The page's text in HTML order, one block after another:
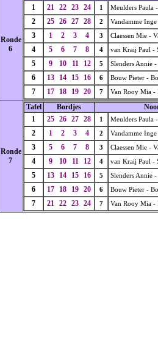
Ronde
6
1
21 22 23 24 1 Meulders Paula
2 25 26 27 28 2 Vandamme
3 1 2 3 4 3 Claessen Mie -
4 5 6 7 8 4 van Kraij Paul -
5 9 10 11 12 5 Slenders Annie -
6 13 14 15 16 6 Bouw Pieter -
7 17 18 19 20 7 Van Rooy Mia -
Ronde
7
Tafel Bordjes
1
25 26 27 28 1 Meulders Paula
2 1 2 3 4 2 Vandamme
3 5 6 7 8 3 Claessen Mie -
4 9 10 11 12 4 van Kraij Paul -
5 13 14 15 16 5 Slenders Annie -
6 17 18 19 20 6 Bouw Pieter -
7 21 22 23 24 7 Van Rooy Mia -